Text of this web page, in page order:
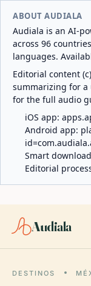
ABOUT AUDIALA
Audiala is an AI-
across 96
languages.
Editorial content
summarizing for a
for the full audio
iOS app:
Android app:
Smart
Editorial
Audiala
DESTINOS